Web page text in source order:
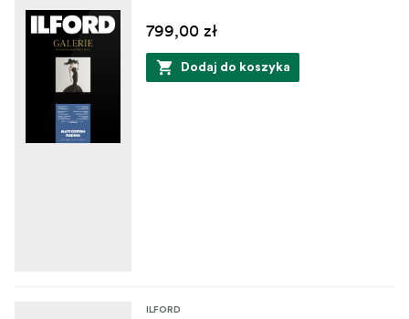
799,00 zł
Dodaj do koszyka
ILFORD